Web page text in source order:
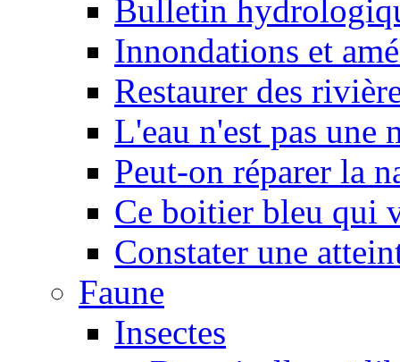
Bulletin
Innondations et
Restaurer des
L'eau n'est pas une
Peut-on réparer la
Ce boitier bleu qui
Constater une
Faune
Insectes